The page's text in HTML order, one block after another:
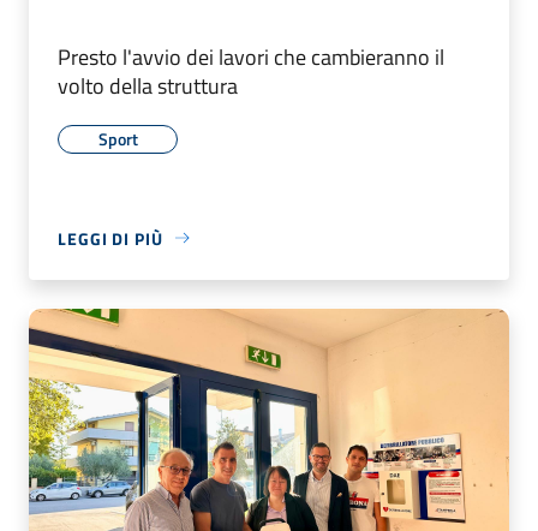
Presto l'avvio dei lavori che cambieranno il
volto della struttura
Sport
LEGGI DI PIÙ